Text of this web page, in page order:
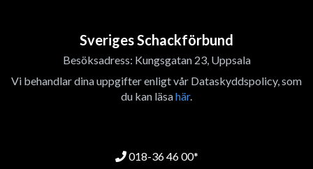
Sveriges Schackförbund
Besöksadress: Kungsgatan 23, Uppsala
Vi behandlar dina uppgifter enligt vår Dataskyddspolicy, som
du kan läsahär.
018-36 46 00*